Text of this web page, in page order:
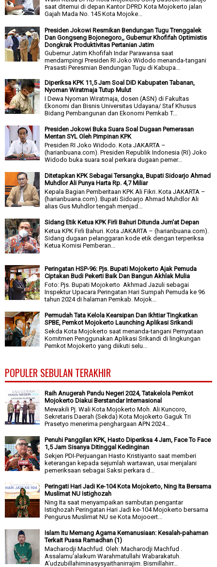
saat ditemui di depan Kantor DPRD Kota Mojokerto jalan
Gajah Mada No. 145 Kota Mojoke...
Presiden Jokowi Resmikan Bendungan Tugu Trenggalek
Dan Gongseng Bojonegoro,, Gubernur Khofifah Optimistis
Dongkrak Produktivitas Pertanian Jatim
Gubernur Jatim Khofifah Indar Parawansa saat
mendampingi Presiden RI Joko Widodo menanda-tangani
Prasasti Peresmian Bendungan Tugu di Kabupa...
Diperiksa KPK 11,5 Jam Soal DID Kabupaten Tabanan,
Nyoman Wiratmaja Tutup Mulut
I Dewa Nyoman Wiratmaja, dosen (ASN) di Fakultas
Ekonomi dan Bisnis Universitas Udayana/ Staf Khusus
Bidang Pembangunan dan Ekonomi Pemkab T...
Presiden Jokowi Buka Suara Soal Dugaan Pemerasan
Mentan SYL Oleh Pimpinan KPK
Presiden RI Joko Widodo. Kota JAKARTA –
(harianbuana.com). Presiden Republik Indonesia (RI) Joko
Widodo buka suara soal perkara dugaan pemer...
Ditetapkan KPK Sebagai Tersangka, Bupati Sidoarjo Ahmad
Muhdlor Ali Punya Harta Rp. 4,7 Miliar
Kepala Bagian Pemberitaan KPK Ali Fikri. Kota JAKARTA –
(harianbuana.com). Bupati Sidoarjo Ahmad Muhdlor Ali
alias Gus Muhdlor tengah menjad...
Sidang Etik Ketua KPK Firli Bahuri Ditunda Jum'at Depan
Ketua KPK Firli Bahuri. Kota JAKARTA – (harianbuana.com).
Sidang dugaan pelanggaran kode etik dengan terperiksa
Ketua Komisi Pemberan...
Peringatan HSP-96: Pjs. Bupati Mojokerto Ajak Pemuda
Ciptakan Budi Pekerti Baik Dan Bangun Akhlak Mulia
Foto: Pjs. Bupati Mojokerto Akhmad Jazuli sebagai
Inspektur Upacara Peringatan Hari Sumpah Pemuda ke 96
tahun 2024 di halaman Pemkab. Mojok...
Permudah Tata Kelola Kearsipan Dan Ikhtiar Tingkatkan
SPBE, Pemkot Mojokerto Launching Aplikasi Srikandi
Sekda Kota Mojokerto saat menanda-tangani Pernyataan
Komitmen Penggunakan Aplikasi Srikandi di lingkungan
Pemkot Mojokerto yang diikuti selu...
POPULER SEBULAN TERAKHIR
Raih Anugerah Pandu Negeri 2024, Tatakelola Pemkot
Mojokerto Diakui Berstandar Internasional
Mewakili Pj. Wali Kota Mojokerto Moh. Ali Kuncoro,
Sekretaris Daerah (Sekda) Kota Mojokerto Gaguk Tri
Prasetyo menerima penghargaan APN 2024...
Penuhi Panggilan KPK, Hasto Diperiksa 4 Jam, Face To Face
1,5 Jam Sisanya Ditinggal Kedinginan
Sekjen PDI-Perjuangan Hasto Kristiyanto saat memberi
keterangan kepada sejumlah wartawan, usai menjalani
pemeriksaan sebagai Saksi perkara d...
Peringati Hari Jadi Ke-104 Kota Mojokerto, Ning Ita Bersama
Muslimat NU Istighozah
Ning Ita saat menyampaikan sambutan pengantar
Istiqhozah Peringatan Hari Jadi ke-104 Mojokerto bersama
Pengurus Muslimat NU se Kota Mojooert...
Islam Itu Memang Agama Kemanusiaan: Kesalah-pahaman
Terkait Puasa Ramadhan (1)
Macharodji Machfud. Oleh: Macharodji Machfud .
Assalamu’alaikum Warahmatullahi Wabarakatuh.
A’udzubillahiminasysyaithanirrajim. Bismillahirr...